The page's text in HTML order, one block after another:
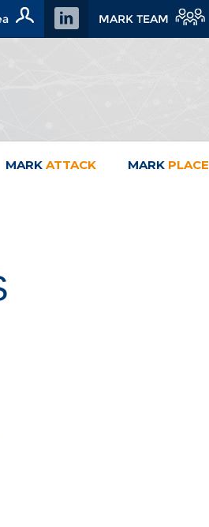
MARK TEAM
MARK ATTACK MARK PLACE